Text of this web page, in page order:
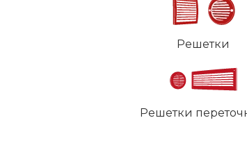
Решетки
Решетки